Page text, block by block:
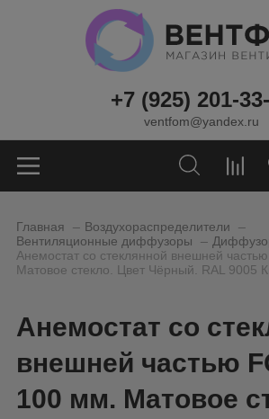
+7 (925) 201-
ventfom@yandex.ru
Главная Воздухораспределители
Вентиляционные диффузоры _
Анемостат со стеклянной внешней
Матовое стекло. Цвет Чёрный. RAL 9005
Анемостат со
внешней частью
100 мм. Матовое